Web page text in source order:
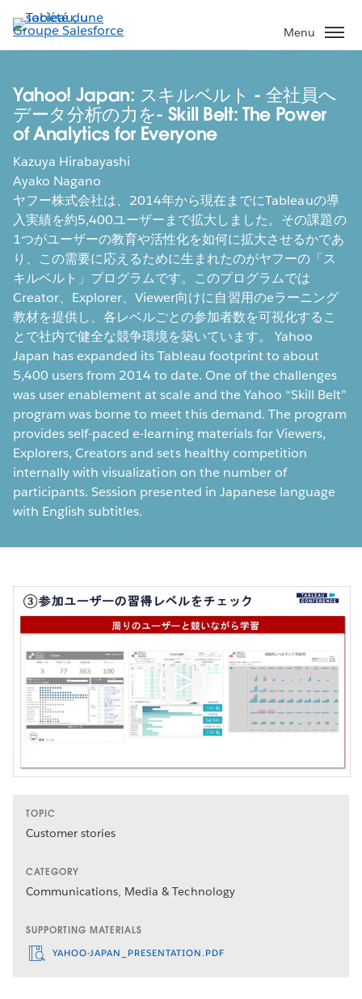
Aller
au
contenu
Menu
Yahoo! Japan: スキルベルト - 全社員へ
データ分析の力を- Skill Belt: The Power
of Analytics for Everyone
Kazuya Hirabayashi
Ayako Nagano
ヤフー株式会社は、2014年から現在までにTableauの導
入実績を約5,400ユーザーまで拡大しました。その課題の
1つがユーザーの教育や活性化を如何に拡大させるかであ
り、この需要に応えるために生まれたのがヤフーの「ス
キルベルト」プログラムです。このプログラムでは
Creator、Explorer、Viewer向けに自習用のeラーニング
教材を提供し、各レベルごとの参加者数を可視化するこ
とで社内で健全な競争環境を築いています。 Yahoo
Japan has expanded its Tableau footprint to about
5,400 users from 2014 to date. One of the challenges
was user enablement at scale and the Yahoo “Skill Belt”
program was borne to meet this demand. The program
provides self-paced e-learning materials for Viewers,
Explorers, Creators and sets healthy competition
internally with visualization on the number of
participants. Session presented in Japanese language
with English subtitles.
TOPIC
Customer stories
CATEGORY
Communications, Media & Technology
SUPPORTING MATERIALS
YAHOO-JAPAN_PRESENTATION.PDF